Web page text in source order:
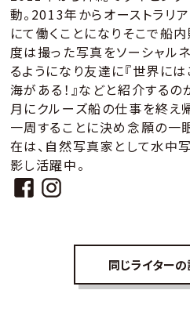
動。2013年からオーストラリ
にて働くことになりそこで船
度は撮った写真をソーシャル
るようになり友達に『世界に
海がある！』などと紹介する
月にクルーズ船の仕事を終え
一周することに決め念願の一
在は、自然写真家として水中
影し活躍中。
同じライター